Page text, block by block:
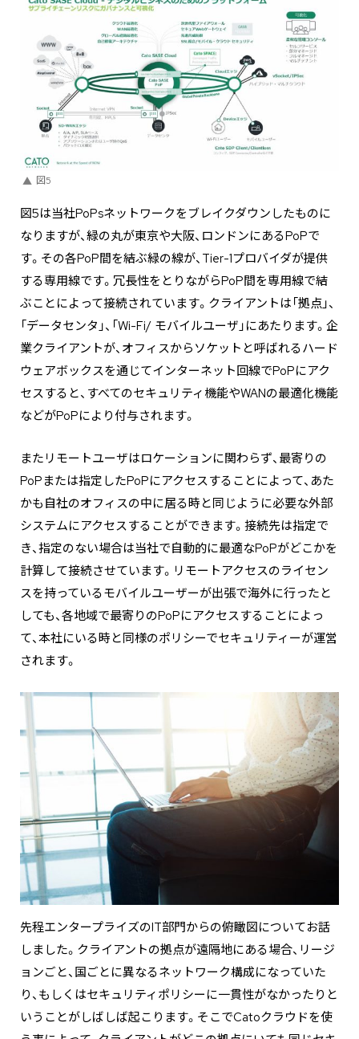
図5
図5は当社PoPsネットワークをブレイクダウンしたものに
なりますが、緑の丸が東京や大阪、ロンドンにあるPoPで
す。その各PoP間を結ぶ緑の線が、Tier-1プロバイダが提供
する専用線です。冗長性をとりながらPoP間を専用線で結
ぶことによって接続されています。クライアントは「拠点」、
「データセンタ」、「Wi-Fi/ モバイルユーザ」にあたります。企
業クライアントが、オフィスからソケットと呼ばれるハード
ウェアボックスを通じてインターネット回線でPoPにアク
セスすると、すべてのセキュリティ機能やWANの最適化機能
などがPoPにより付与されます。
またリモートユーザはロケーションに関わらず、最寄りの
PoPまたは指定したPoPにアクセスすることによって、あた
かも自社のオフィスの中に居る時と同じように必要な外部
システムにアクセスすることができます。接続先は指定で
き、指定のない場合は当社で自動的に最適なPoPがどこかを
計算して接続させています。リモートアクセスのライセン
スを持っているモバイルユーザーが出張で海外に行ったと
しても、各地域で最寄りのPoPにアクセスすることによっ
て、本社にいる時と同様のポリシーでセキュリティーが運営
されます。
先程エンタープライズのIT部門からの俯瞰図についてお話
しました。クライアントの拠点が遠隔地にある場合、リージ
ョンごと、国ごとに異なるネットワーク構成になっていた
り、もしくはセキュリティポリシーに一貫性がなかったりと
いうことがしばしば起こります。そこでCatoクラウドを使